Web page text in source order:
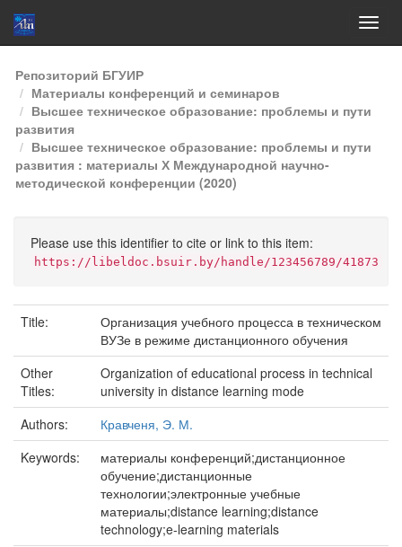
Skip
navigation
Репозиторий БГУИР
Материалы конференций и семинаров
Высшее техническое образование: проблемы и пути
развития
Высшее техническое образование: проблемы и пути
развития : материалы Х Международной научно-
методической конференции (2020)
Please use this identifier to cite or link to this item:
https://libeldoc.bsuir.by/handle/123456789/41873
Title:
Организация учебного процесса в техническом
ВУЗе в режиме дистанционного обучения
Other
Titles:
Organization of educational process in technical
university in distance learning mode
Authors:
Кравченя, Э. М.
Keywords:
материалы конференций;дистанционное
обучение;дистанционные
технологии;электронные учебные
материалы;distance learning;distance
technology;e-learning materials